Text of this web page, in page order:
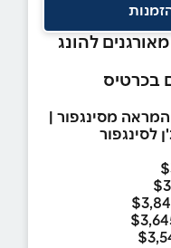
מאורגנים להונג
בכרטיס
המראה מסינגפור |
לסינגפור